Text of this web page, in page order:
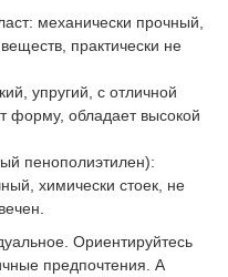
механически прочный,
практически не
упругий, с отличной
форму, обладает высокой
пенополиэтилен):
химически стоек, не
Ориентируйтесь
предпочтения. А